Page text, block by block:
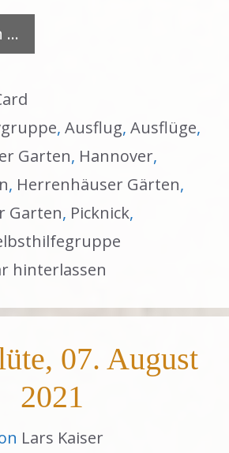
…
, Ausflug, Ausflüge,
Garten, Hannover,
, Herrenhäuser Gärten,
Garten, Picknick,
hinterlassen
07. August
2021
Lars Kaiser